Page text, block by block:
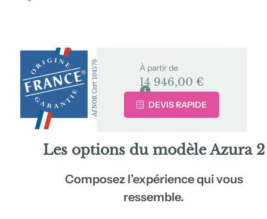
À partir de
14 946,00 €
Voir le contenu du kit
DEVIS RAPIDE
Les options du modèle Azura 2
Composez l’expérience qui vous
ressemble.